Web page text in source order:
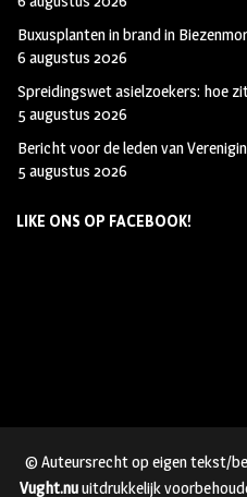
Buxusplanten in brand in
6 augustus 2026
Spreidingswet asielzoekers: hoe
5 augustus 2026
Bericht voor de leden van
5 augustus 2026
LIKE ONS OP FACEBOOK!
© Auteursrecht op eigen tekst/
Vught.nuuitdrukkelijk